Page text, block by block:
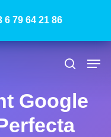
6 79 64 21 86
Google